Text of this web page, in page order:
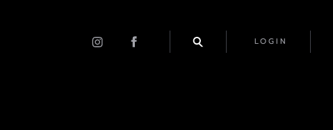
LOGIN